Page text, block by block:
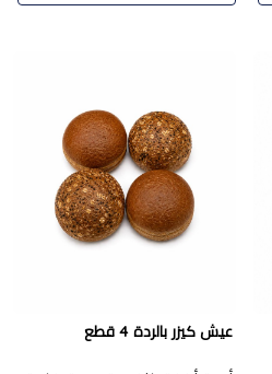
عيش كيزر بالردة 4 قطع